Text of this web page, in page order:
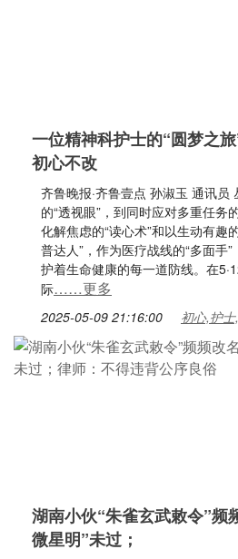
一位精神科护士的“圆梦之
初心不改
齐鲁晚报·齐鲁壹点 孙淑玉 通讯员
的“透视眼”，到同时应对多重任务
化解焦虑的“读心术”和以生动有趣
普达人”，作为医疗战线的“多面手
护着生命健康的每一道防线。在
际……更多
2025-05-09 21:16:00 初心,护
湖南小伙“朱雀玄武敕令”频
微星明”未过；